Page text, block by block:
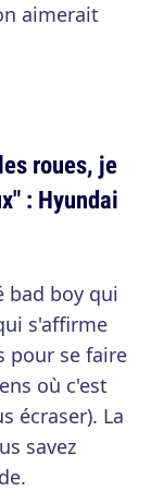
aimerait
roues, je
: Hyundai
bad boy qui
s'affirme
pour se faire
où c'est
écraser). La
savez